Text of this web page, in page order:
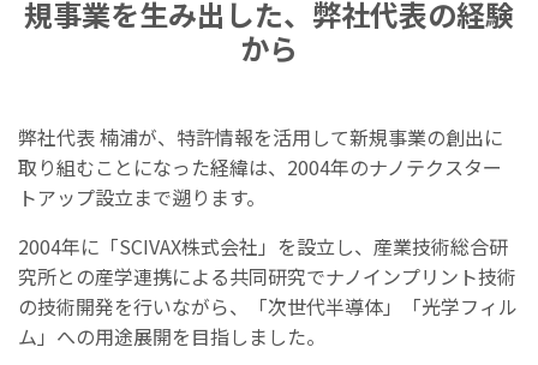
規事業を生み出した、弊社代表の経験
から
弊社代表 楠浦が、特許情報を活用して新規事業の創出に
取り組むことになった経緯は、2004年のナノテクスター
トアップ設立まで遡ります。
2004年に「SCIVAX株式会社」を設立し、産業技術総合研
究所との産学連携による共同研究でナノインプリント技術
の技術開発を行いながら、「次世代半導体」「光学フィル
ム」への用途展開を目指しました。